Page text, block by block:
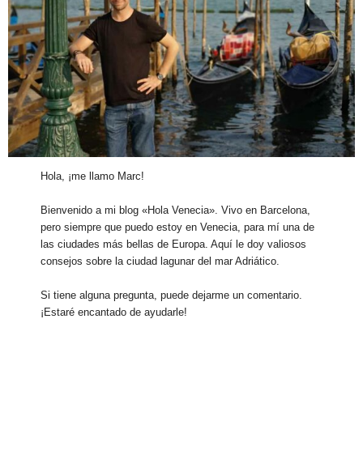
Hola, ¡me llamo Marc!
Bienvenido a mi blog «Hola Venecia». Vivo en Barcelona,
pero siempre que puedo estoy en Venecia, para mí una de
las ciudades más bellas de Europa. Aquí le doy valiosos
consejos sobre la ciudad lagunar del mar Adriático.
Si tiene alguna pregunta, puede dejarme un comentario.
¡Estaré encantado de ayudarle!